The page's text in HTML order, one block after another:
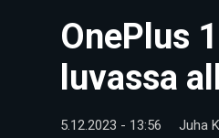
OnePlus
luvassa
5.12.2023 - 13:56 Juha